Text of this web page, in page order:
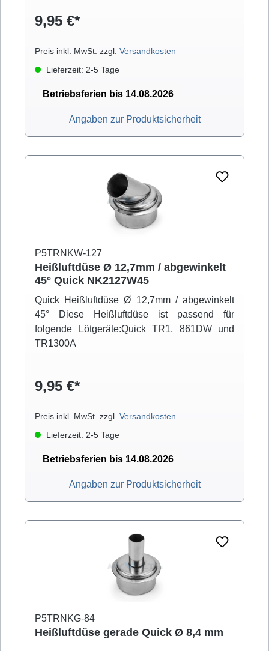
9,95 €*
Preis inkl. MwSt. zzgl. Versandkosten
Lieferzeit: 2-5 Tage
Betriebsferien bis 14.08.2026
Angaben zur Produktsicherheit
P5TRNKW-127
Heißluftdüse Ø 12,7mm / abgewinkelt
45° Quick NK2127W45
Quick Heißluftdüse Ø 12,7mm / abgewinkelt
45° Diese Heißluftdüse ist passend für
folgende Lötgeräte:Quick TR1, 861DW und
TR1300A
9,95 €*
Preis inkl. MwSt. zzgl. Versandkosten
Lieferzeit: 2-5 Tage
Betriebsferien bis 14.08.2026
Angaben zur Produktsicherheit
P5TRNKG-84
Heißluftdüse gerade Quick Ø 8,4 mm